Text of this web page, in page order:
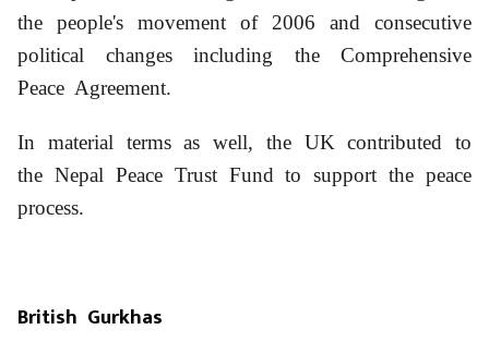
the people's movement of 2006 and consecutive
political changes including the Comprehensive
Peace Agreement.
In material terms as well, the UK contributed to
the Nepal Peace Trust Fund to support the peace
process.
British Gurkhas